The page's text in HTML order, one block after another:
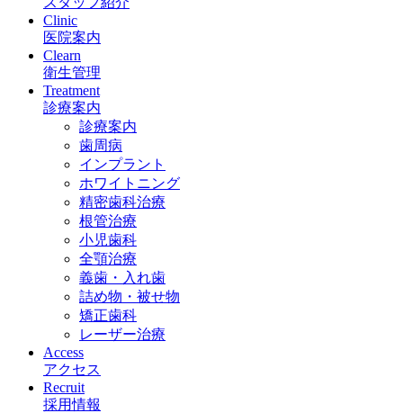
Clinic
医院案内
Clearn
衛生管理
Treatment
診療案内
診療案内
歯周病
インプラント
ホワイトニング
精密歯科治療
根管治療
小児歯科
全顎治療
義歯・入れ歯
詰め物・被せ物
矯正歯科
レーザー治療
Access
アクセス
Recruit
採用情報